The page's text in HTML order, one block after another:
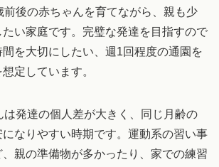
前後の赤ちゃんを育てながら、親も少
たい家庭です。完璧な発達を目指すので
を大切にしたい、週1回程度の通園を
定しています。
は発達の個人差が大きく、同じ月齢の
なりやすい時期です。運動系の習い事
親の準備物が多かったり、家での練習